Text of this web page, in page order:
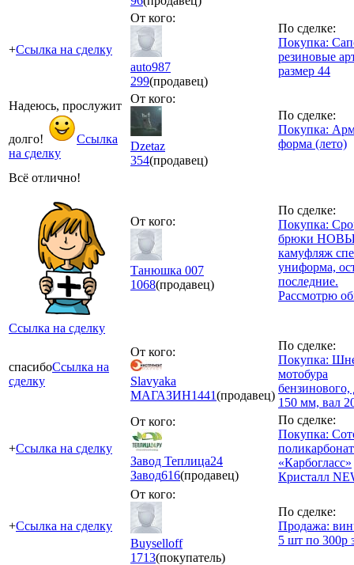
+Ссылка на сделку
От кого:
auto987
299(продавец)
По сделке:
Покупка:
резиновые
размер 44
Надеюсь, прослужит
долго!
Ссылка
на сделку
От кого:
Dzetaz
354(продавец)
По сделке:
Покупка:
форма (лето)
Всё отлично!
Ссылка на сделку
От кого:
Танюшка 007
1068(продавец)
По сделке:
Покупка:
брюки
камуфляж
униформа,
последние.
Рассмотрю
спасибоСсылка на
сделку
От кого:
Slavyaka
МАГАЗИН1441(продавец)
По сделке:
Покупка:
мотобура
бензинового,
150 мм, вал
+Ссылка на сделку
От кого:
Завод Теплица24
Завод616(продавец)
По сделке:
Покупка:
поликарбонат
«Карбогласс»
Кристалл
+Ссылка на сделку
От кого:
Buyselloff
1713(покупатель)
По сделке:
Продажа:
5 шт по 300р